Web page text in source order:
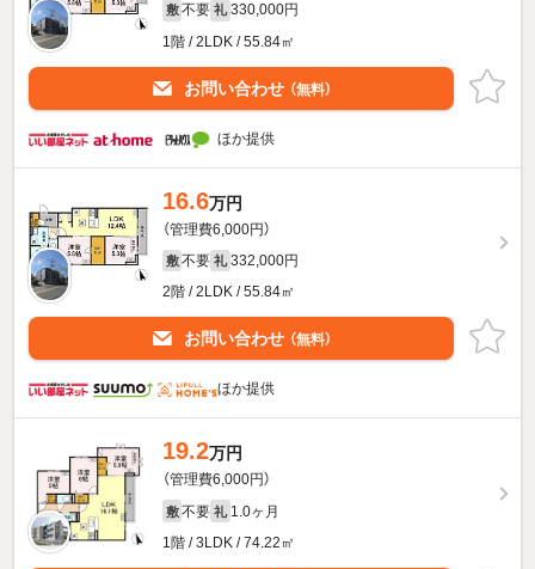
敷 不要 礼 330,000円
1階 / 2LDK / 55.84㎡
お問い合わせ （無料）
ほか提供
16.6万円
（管理費6,000円）
敷 不要 礼 332,000円
2階 / 2LDK / 55.84㎡
お問い合わせ （無料）
ほか提供
19.2万円
（管理費6,000円）
敷 不要 礼 1.0ヶ月
1階 / 3LDK / 74.22㎡